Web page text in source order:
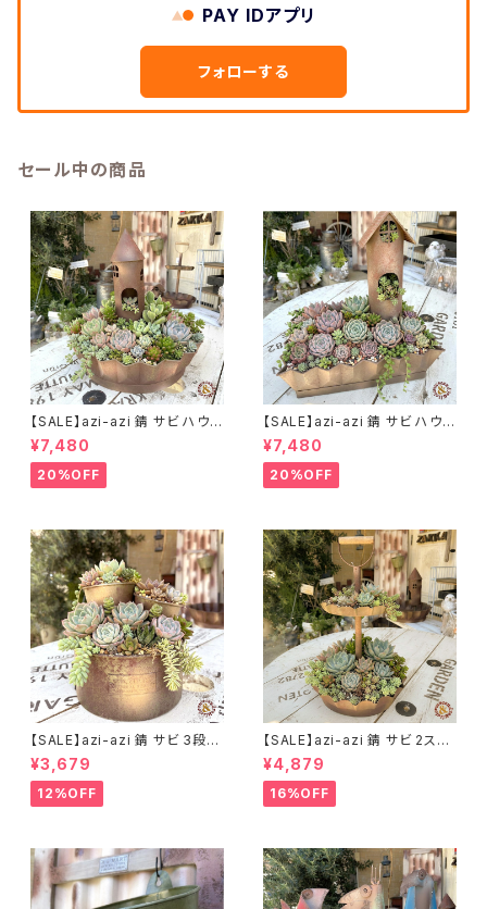
PAY IDアプリ
フォローする
セール中の商品
【SALE】azi-azi 錆 サビ ハウス
プランター ラウンド 訳あり 特価
送料無料
¥7,480
20%OFF
【SALE】azi-azi 錆 サビ ハウス
プランター スクエア 訳あり 特
価 送料無料
¥7,480
20%OFF
【SALE】azi-azi 錆 サビ 3段シ
ャビー プランター
¥3,679
12%OFF
【SALE】azi-azi 錆 サビ 2ステ
ップ プランター
¥4,879
16%OFF